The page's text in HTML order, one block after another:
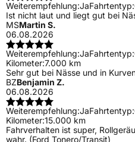
Weiterempfehlung:JaFahrtentyp:
Ist nicht laut und liegt gut bei
MSMartin S.
06.08.2026
Weiterempfehlung:JaFahrtentyp:
Kilometer:7.000 km
Sehr gut bei Nässe und in
BZBenjamin Z.
06.08.2026
Weiterempfehlung:JaFahrtentyp:
Kilometer:15.000 km
Fahrverhalten ist super,
wahr. (Ford Tonero/Transit)